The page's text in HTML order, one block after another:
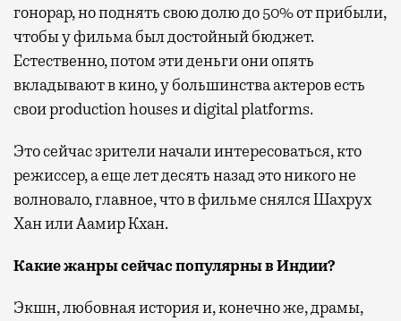
гонорар, но поднять свою долю до 50% от прибыли,
чтобы у фильма был достойный бюджет.
Естественно, потом эти деньги они опять
вкладывают в кино, у большинства актеров есть
свои production houses и digital platforms.
Это сейчас зрители начали интересоваться, кто
режиссер, а еще лет десять назад это никого не
волновало, главное, что в фильме снялся Шахрух
Хан или Аамир Кхан.
Какие жанры сейчас популярны в Индии?
Экшн, любовная история и, конечно же, драмы,